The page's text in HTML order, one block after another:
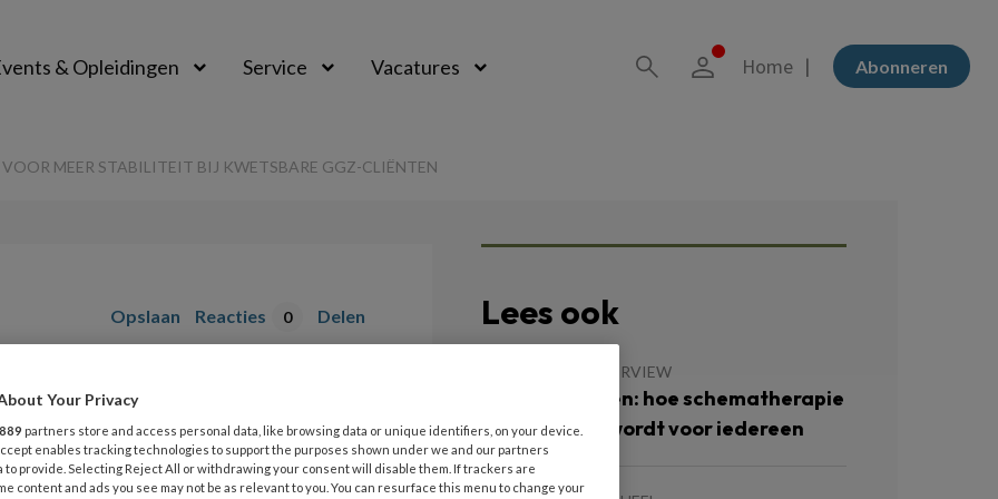
& Opleidingen Service Vacatures Abonneren
Home
MEER STABILITEIT BIJ KWETSBARE GGZ-CLIËNTEN
Opslaan Reacties 0 Delen
voor meer
ggz-
Lees ook
INTERVIEW
Jezelf écht zien: hoe schematherapie
toegankelijk wordt voor iedereen
Your Privacy
889 partners store and access personal data, like browsing data or unique identifiers, on your device.
enables tracking technologies to support the purposes shown under we and our partners
to provide. Selecting Reject All or withdrawing your consent will disable them. If trackers are
content and ads you see may not be as relevant to you. You can resurface this menu to change your